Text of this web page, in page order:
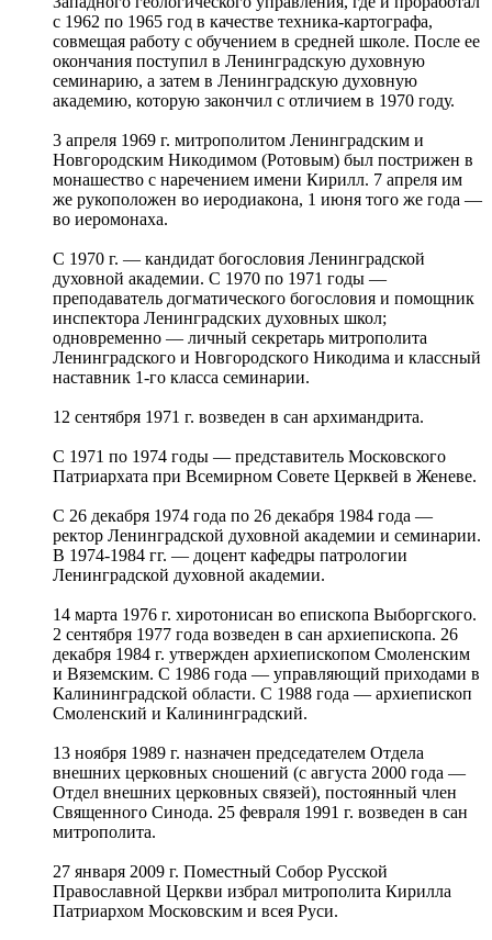
с 1962 по 1965 год в качестве техника-картографа,
совмещая работу с обучением в средней школе. После ее
окончания поступил в Ленинградскую духовную
семинарию, а затем в Ленинградскую духовную
академию, которую закончил с отличием в 1970 году.
3 апреля 1969 г. митрополитом Ленинградским и
Новгородским Никодимом (Ротовым) был пострижен в
монашество с наречением имени Кирилл. 7 апреля им
же рукоположен во иеродиакона, 1 июня того же года —
во иеромонаха.
С 1970 г. — кандидат богословия Ленинградской
духовной академии. С 1970 по 1971 годы —
преподаватель догматического богословия и помощник
инспектора Ленинградских духовных школ;
одновременно — личный секретарь митрополита
Ленинградского и Новгородского Никодима и классный
наставник 1-го класса семинарии.
12 сентября 1971 г. возведен в сан архимандрита.
С 1971 по 1974 годы — представитель Московского
Патриархата при Всемирном Совете Церквей в Женеве.
С 26 декабря 1974 года по 26 декабря 1984 года —
ректор Ленинградской духовной академии и семинарии.
В 1974-1984 гг. — доцент кафедры патрологии
Ленинградской духовной академии.
14 марта 1976 г. хиротонисан во епископа Выборгского.
2 сентября 1977 года возведен в сан архиепископа. 26
декабря 1984 г. утвержден архиепископом Смоленским
и Вяземским. С 1986 года — управляющий приходами в
Калининградской области. С 1988 года — архиепископ
Смоленский и Калининградский.
13 ноября 1989 г. назначен председателем Отдела
внешних церковных сношений (с августа 2000 года —
Отдел внешних церковных связей), постоянный член
Священного Синода. 25 февраля 1991 г. возведен в сан
митрополита.
27 января 2009 г. Поместный Собор Русской
Православной Церкви избрал митрополита Кирилла
Патриархом Московским и всея Руси.